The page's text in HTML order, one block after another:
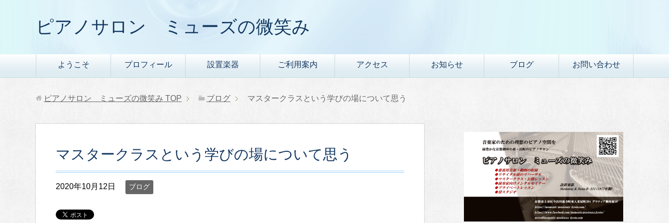
ピアノサロン ミューズの微笑み
ようこそ プロフィール 設置楽器 ご利用案内 アクセス お知らせ ブログ お問い合わせ
ピアノサロン ミューズの微笑み TOP ブログ マスタークラスという学びの場について思う
マスタークラスという学びの場について思う
2020年10月12日 ブログ